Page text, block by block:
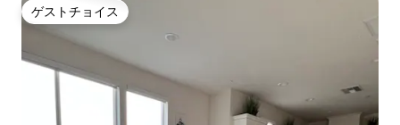
ゲストチョイス
ゲストチョイス